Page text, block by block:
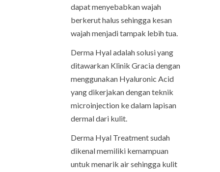
dapat menyebabkan wajah
berkerut halus sehingga kesan
wajah menjadi tampak lebih tua.
Derma Hyal adalah solusi yang
ditawarkan Klinik Gracia dengan
menggunakan Hyaluronic Acid
yang dikerjakan dengan teknik
microinjection ke dalam lapisan
dermal dari kulit.
Derma Hyal Treatment sudah
dikenal memiliki kemampuan
untuk menarik air sehingga kulit